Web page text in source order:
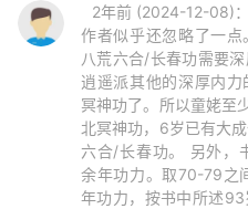
2年前 (2024-12-08)：
作者似乎还忽略了一点
八荒六合/长春功需要
逍遥派其他的深厚内
冥神功了。所以童姥至
北冥神功，6岁已有大
六合/长春功。 另外，
余年功力。取70-79之
年功力，按书中所述93